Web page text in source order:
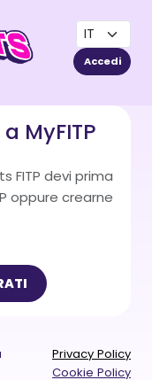
Accedi
MyFITP
FITP devi prima
oppure crearne
Privacy Policy
Cookie Policy